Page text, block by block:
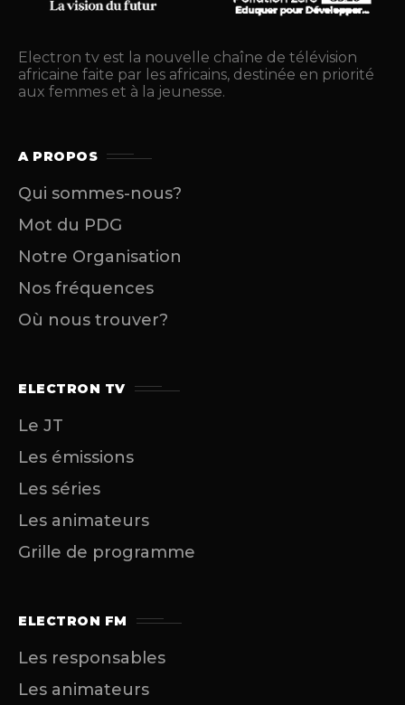
Electron tv est la nouvelle chaîne de télévision
africaine faite par les africains, destinée en priorité
aux femmes et à la jeunesse.
A PROPOS
Qui sommes-nous?
Mot du PDG
Notre Organisation
Nos fréquences
Où nous trouver?
ELECTRON TV
Le JT
Les émissions
Les séries
Les animateurs
Grille de programme
ELECTRON FM
Les responsables
Les animateurs